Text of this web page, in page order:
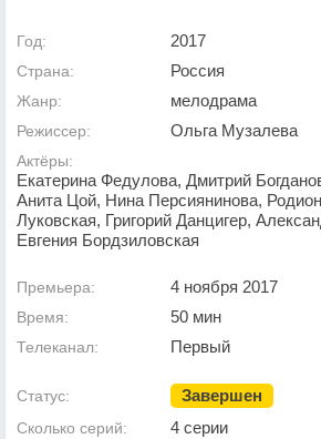
Год: 2017
Страна: Россия
Жанр: мелодрама
Режиссер: Ольга Музалева
Актёры:
Екатерина Федулова, Дмитрий
Анита Цой, Нина Персиянинова,
Луковская, Григорий Данцигер,
Евгения Бордзиловская
Премьера: 4 ноября 2017
Время: 50 мин
Телеканал: Первый
Статус: Завершен
Сколько серий: 4 серии